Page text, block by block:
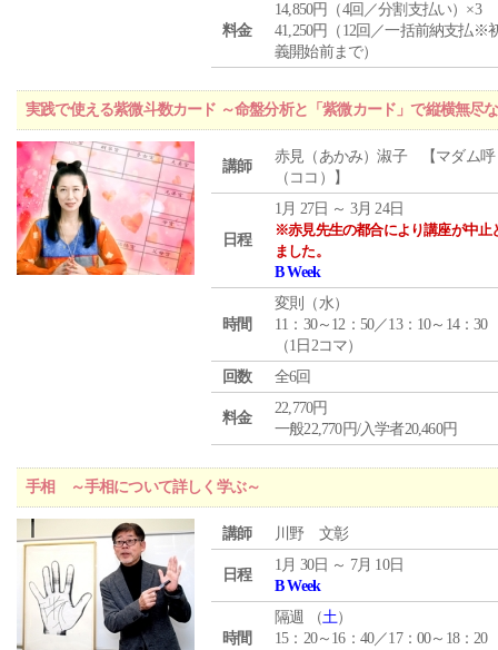
料金
14,850円（4回／分割支払い）×3
41,250円（12回／一括前納支払※
義開始前まで）
実践で使える紫微斗数カード ～命盤分析と「紫微カード」で縦横無尽
講師
赤見（あかみ）淑子 【マダム呼
（ココ）】
日程
1月 27日 ～ 3月 24日
※赤見先生の都合により講座が中止
ました。
B Week
時間
変則（水）
11：30～12：50／13：10～14：30
（1日2コマ）
回数
全6回
料金
22,770円
一般22,770円/入学者20,460円
手相 ～手相について詳しく学ぶ～
講師 川野 文彰
日程
1月 30日 ～ 7月 10日
B Week
時間
隔週 （土）
15：20～16：40／17：00～18：20